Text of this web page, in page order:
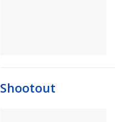
Shootout